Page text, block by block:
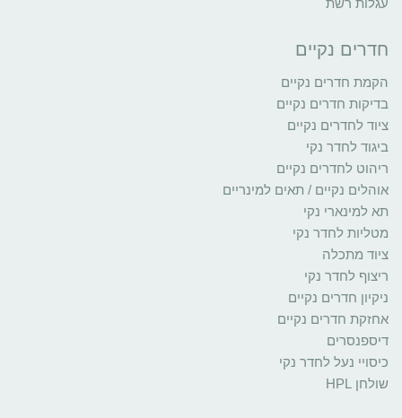
חדרים נקיים
הקמת חדרים נקיים
בדיקות חדרים נקיים
ציוד לחדרים נקיים
ביגוד לחדר נקי
ריהוט לחדרים נקיים
אוהלים נקיים / תאים למינריים
תא למינארי נקי
מטליות לחדר נקי
ציוד מתכלה
ריצוף לחדר נקי
ניקיון חדרים נקיים
אחזקת חדרים נקיים
דיספנסרים
כיסויי נעל לחדר נקי
שולחן HPL